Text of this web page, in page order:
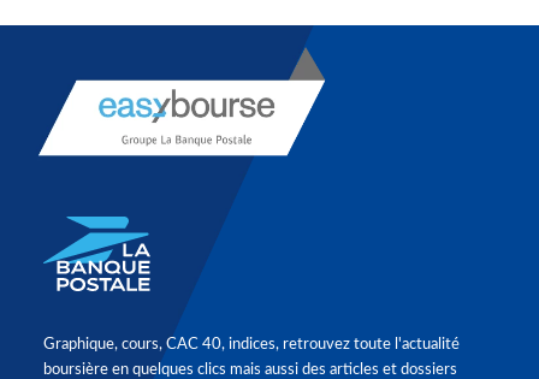
Graphique, cours, CAC 40, indices, retrouvez toute l'actualité
boursière en quelques clics mais aussi des articles et dossiers